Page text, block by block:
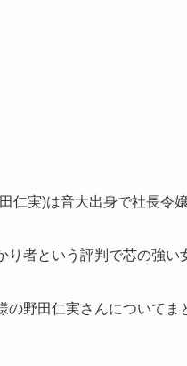
仁実)は音大出身で社長令
り者という評判で芯の強い
の野田仁実さんについてま